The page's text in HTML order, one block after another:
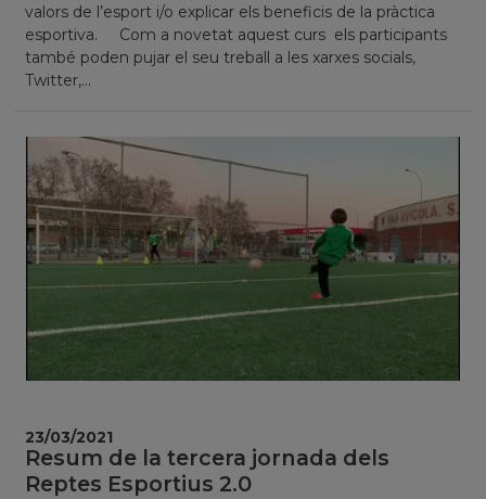
valors de l’esport i/o explicar els beneficis de la pràctica
esportiva. Com a novetat aquest curs els participants
també poden pujar el seu treball a les xarxes socials,
Twitter,...
Resum de la tercera jornada dels
Reptes Esportius 2.0
23/03/2021